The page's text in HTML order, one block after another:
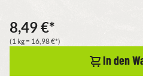
8,49€*
(1 kg = 16,98€*)
In den